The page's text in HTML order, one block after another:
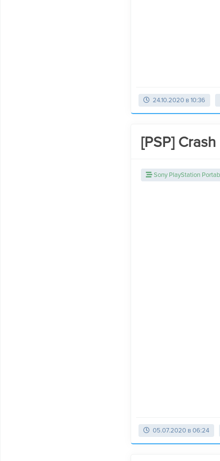
24.10.2020 в 10:36
[PSP]
Sony PlayStation
05.07.2020 в 06:24